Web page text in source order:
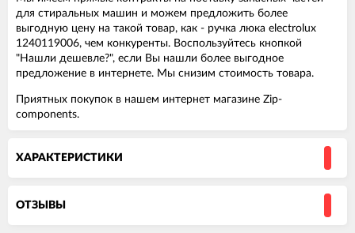
для стиральных машин и можем предложить более
выгодную цену на такой товар, как - ручка люка electrolux
1240119006, чем конкуренты. Воспользуйтесь кнопкой
"Нашли дешевле?", если Вы нашли более выгодное
предложение в интернете. Мы снизим стоимость товара.
Приятных покупок в нашем интернет магазине Zip-
components.
ХАРАКТЕРИСТИКИ
ОТЗЫВЫ